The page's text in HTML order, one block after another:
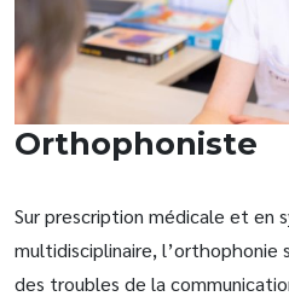
Orthophoniste
Sur prescription médicale et en
multidisciplinaire, l’orthophonie
des troubles de la